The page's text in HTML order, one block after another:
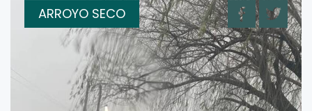
ARROYO SECO